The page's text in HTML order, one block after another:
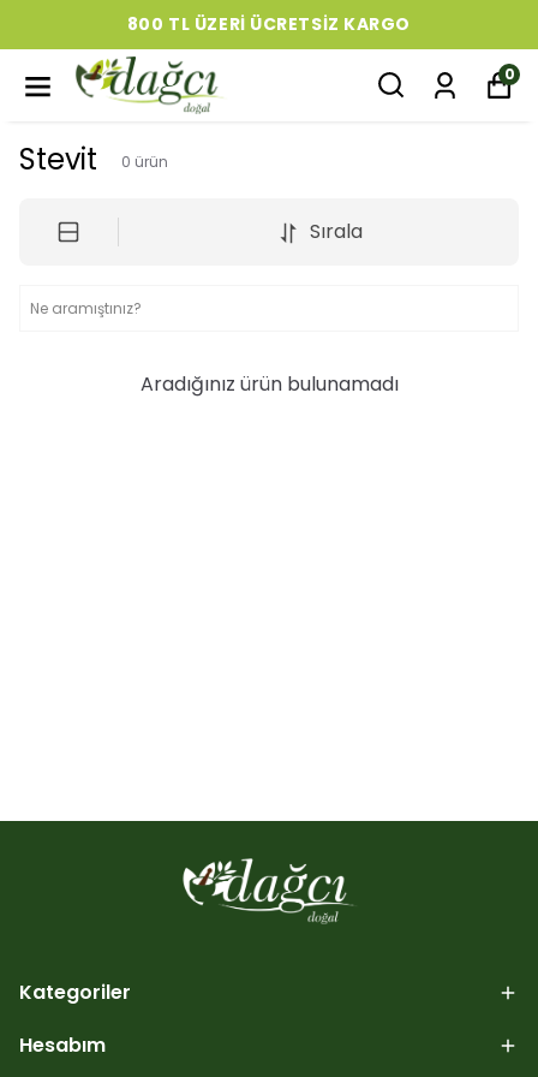
800 TL ÜZERI ÜCRETSIZ KARGO
0
Stevit 0 ürün
Sırala
Aradığınız ürün bulunamadı
Kategoriler
Hesabım